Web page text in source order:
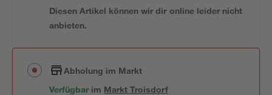
Diesen Artikel können wir dir online leider nicht
anbieten.
Abholung im Markt
Verfügbar im MarktTroisdorf